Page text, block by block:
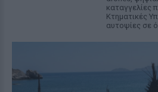
καταγγελίες
Κτηματικές
αυτοψίες σε